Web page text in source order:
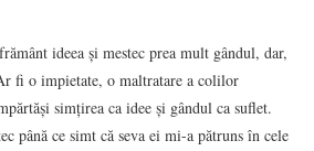
ideea şi mestec prea mult gândul, dar,
fi o impietate, o maltratare a colilor
simţirea ca idee şi gândul ca suflet.
până ce simt că seva ei mi-a pătruns în cele